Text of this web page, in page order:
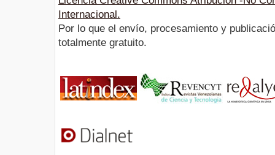
Internacional.
Por lo que el envío, procesamiento y
totalmente gratuito.